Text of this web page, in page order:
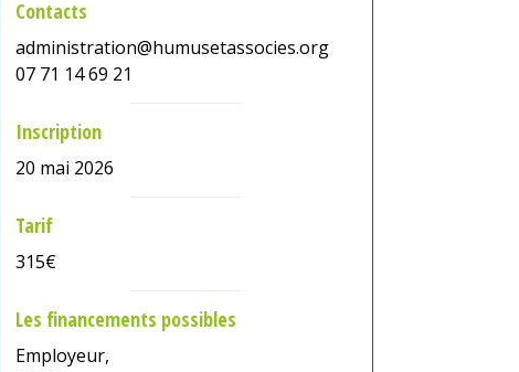
Contacts
administration@humusetassocies.org
07 71 14 69 21
Inscription
20 mai 2026
Tarif
315€
Les financements possibles
Employeur,